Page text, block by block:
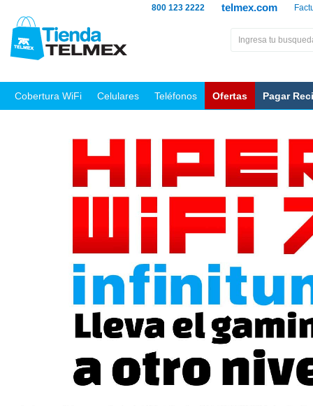
telmex.com
800 123 2222
Cobertura WiFi Celulares Teléfonos Ofertas Pagar